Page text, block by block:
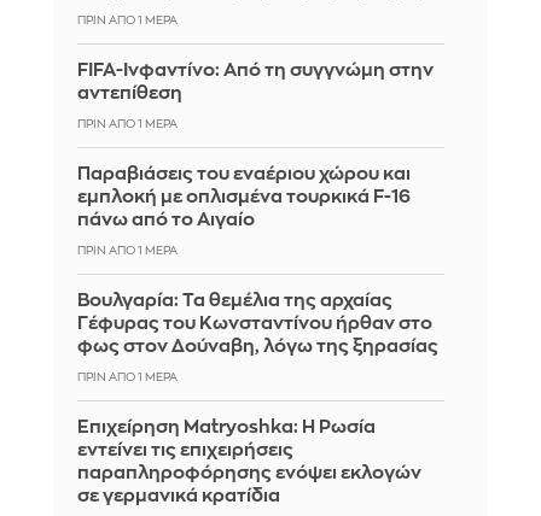
ΠΡΙΝ ΑΠΌ 1 ΜΈΡΑ
FIFA-Ινφαντίνο: Από τη συγγνώμη στην
αντεπίθεση
ΠΡΙΝ ΑΠΌ 1 ΜΈΡΑ
Παραβιάσεις του εναέριου χώρου και
εμπλοκή με οπλισμένα τουρκικά F-16
πάνω από το Αιγαίο
ΠΡΙΝ ΑΠΌ 1 ΜΈΡΑ
Βουλγαρία: Τα θεμέλια της αρχαίας
Γέφυρας του Κωνσταντίνου ήρθαν στο
φως στον Δούναβη, λόγω της ξηρασίας
ΠΡΙΝ ΑΠΌ 1 ΜΈΡΑ
Επιχείρηση Matryoshka: Η Ρωσία
εντείνει τις επιχειρήσεις
παραπληροφόρησης ενόψει εκλογών
σε γερμανικά κρατίδια